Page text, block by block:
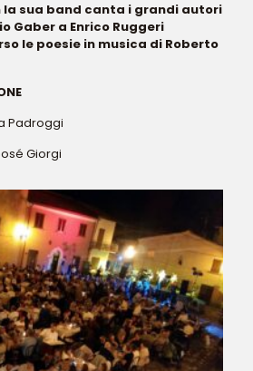
la sua band canta i grandi autori
Gaber a Enrico Ruggeri
le poesie in musica di Roberto
Padroggi
Giorgi